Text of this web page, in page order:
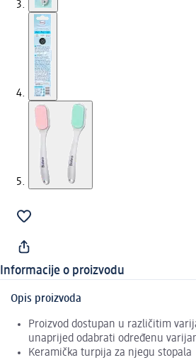
Informacije o proizvodu
Opis proizvoda
Proizvod dostupan u različitim
unaprijed odabrati određenu
Keramička turpija za njegu stopala